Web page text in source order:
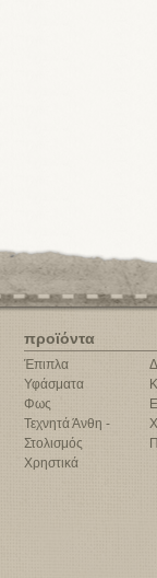
προϊόντα
Έπιπλα
Υφάσματα
Φως
Τεχνητά Άνθη -
Στολισμός
Χρηστικά